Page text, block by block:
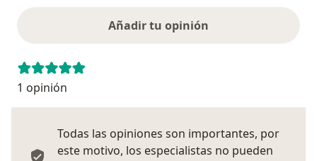
Añadir tu opinión
1 opinión
Todas las opiniones son importantes, por
este motivo, los especialistas no pueden